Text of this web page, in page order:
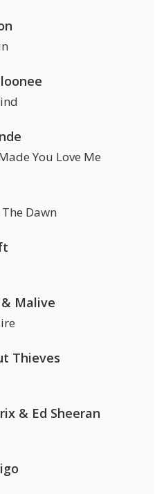
You Love Me
Dawn
& Malive
Thieves
& Ed Sheeran